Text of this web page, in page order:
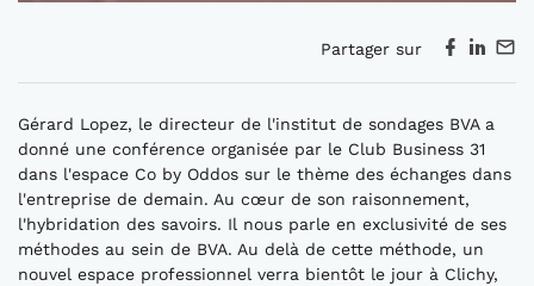
Partager sur
Gérard Lopez, le directeur de l'institut de sondages BVA a
donné une conférence organisée par le Club Business 31
dans l'espace Co by Oddos sur le thème des échanges dans
l'entreprise de demain. Au cœur de son raisonnement,
l'hybridation des savoirs. Il nous parle en exclusivité de ses
méthodes au sein de BVA. Au delà de cette méthode, un
nouvel espace professionnel verra bientôt le jour à Clichy,